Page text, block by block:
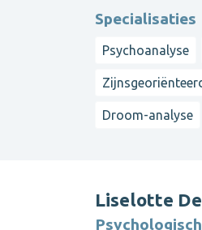
Specialisaties
Psychoanalyse
Droom-analyse
Liselotte